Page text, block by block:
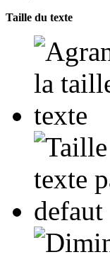
Taille du texte